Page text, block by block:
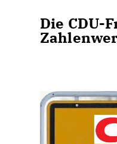
Die CDU-